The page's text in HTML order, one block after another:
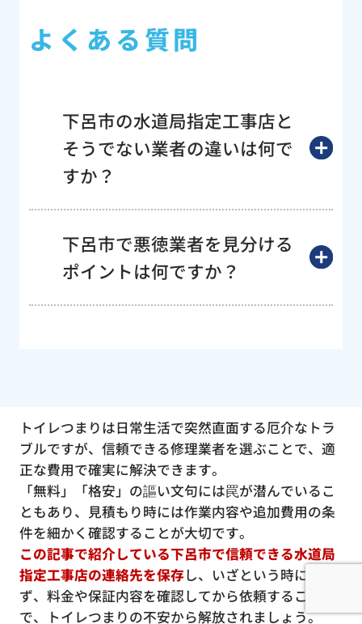
よくある質問
下呂市の水道局指定工事店と
そうでない業者の違いは何で
すか？
下呂市で悪徳業者を見分ける
ポイントは何ですか？
トイレつまりは日常生活で突然直面する厄介なトラ
ブルですが、信頼できる修理業者を選ぶことで、適
正な費用で確実に解決できます。
「無料」「格安」の謳い文句には罠が潜んでいるこ
ともあり、見積もり時には作業内容や追加費用の条
件を細かく確認することが大切です。
この記事で紹介している下呂市で信頼できる水道局
指定工事店の連絡先を保存し、いざという時に慌て
ず、料金や保証内容を確認してから依頼すること
で、トイレつまりの不安から解放されましょう。